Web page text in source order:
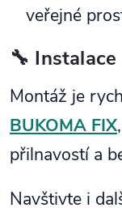
veřejné
🔧
Montáž je
BUKOMA FIX
přilnavostí a
Navštivte i